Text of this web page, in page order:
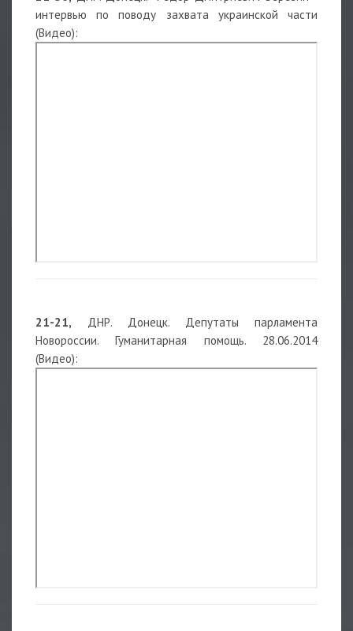
интервью по поводу захвата украинской части
(Видео):
21-21, ДНР. Донецк. Депутаты парламента
Новороссии. Гуманитарная помощь. 28.06.2014
(Видео):